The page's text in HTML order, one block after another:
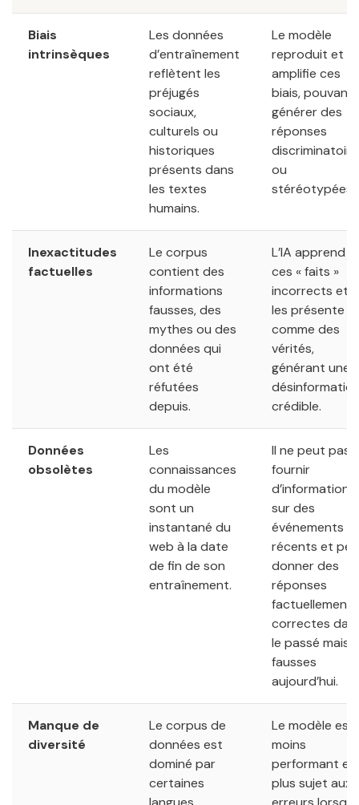
Biais
intrinsèques
Les données
d’entraînement
reflètent les
préjugés
sociaux,
culturels ou
historiques
présents dans
les textes
humains.
Le modèle
reproduit et
amplifie ces
biais, pouvant
générer des
réponses
ou
stéréotypées.
Inexactitudes
factuelles
Le corpus
contient des
informations
fausses, des
mythes ou des
données qui
ont été
réfutées
depuis.
L’IA apprend
ces « faits »
incorrects et
les présente
comme des
vérités,
générant une
crédible.
Données
obsolètes
Les
connaissances
du modèle
sont un
instantané du
web à la date
de fin de son
entraînement.
Il ne peut pas
fournir
d’informations
sur des
événements
récents et
donner des
réponses
factuellement
correctes
le passé mais
fausses
aujourd’hui.
Manque de
diversité
Le corpus de
données est
dominé par
certaines
Le modèle est
moins
performant et
plus sujet aux